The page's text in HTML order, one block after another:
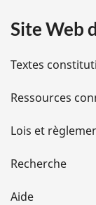
i
l
s
d
e
l
Site Web
Textes
Ressources
Lois et
Recherche
Aide